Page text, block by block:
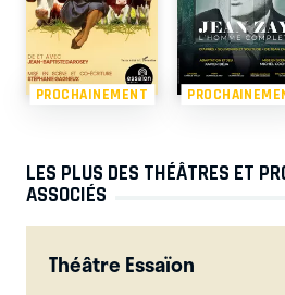
PROCHAINEMENT
LES PLUS DES THÉÂTRES ET
ASSOCIÉS
Théâtre Essaïon